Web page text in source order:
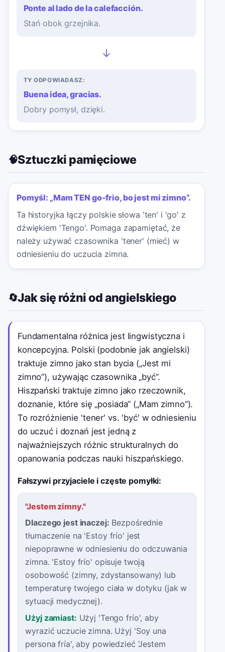
Ponte al lado de la calefacción.
Stań obok grzejnika.
→
TY ODPOWIADASZ:
Buena idea, gracias.
Dobry pomysł, dzięki.
🧠Sztuczki pamięciowe
Pomyśl: „Mam TEN go-frio, bo jest mi zimno”.
Ta historyjka łączy polskie słowa 'ten' i 'go' z
dźwiękiem 'Tengo'. Pomaga zapamiętać, że
należy używać czasownika 'tener' (mieć) w
odniesieniu do uczucia zimna.
🔄Jak się różni od angielskiego
Fundamentalna różnica jest lingwistyczna i
koncepcyjna. Polski (podobnie jak angielski)
traktuje zimno jako stan bycia („Jest mi
zimno”), używając czasownika „być”.
Hiszpański traktuje zimno jako rzeczownik,
doznanie, które się „posiada” („Mam zimno”).
To rozróżnienie 'tener' vs. 'być' w odniesieniu
do uczuć i doznań jest jedną z
najważniejszych różnic strukturalnych do
opanowania podczas nauki hiszpańskiego.
Fałszywi przyjaciele i częste pomyłki:
"Jestem zimny."
Dlaczego jest inaczej: Bezpośrednie
tłumaczenie na 'Estoy frío' jest
niepoprawne w odniesieniu do odczuwania
zimna. 'Estoy frío' opisuje twoją
osobowość (zimny, zdystansowany) lub
temperaturę twojego ciała w dotyku (jak w
sytuacji medycznej).
Użyj zamiast: Użyj 'Tengo frío', aby
wyrazić uczucie zimna. Użyj 'Soy una
persona fría', aby powiedzieć 'Jestem